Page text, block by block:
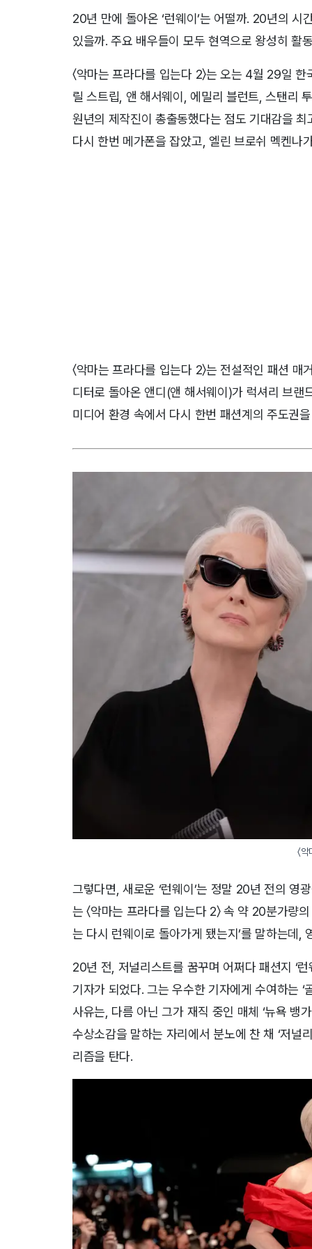
20년 만에 돌아온 ‘런웨이’는 어떨까. 20년의
있을까. 주요 배우들이 모두 현역으로 왕성히 활
〈악마는 프라다를 입는다 2〉는 오는 4월 29일
릴 스트립, 앤 해서웨이, 에밀리 블런트, 스탠리
원년의 제작진이 총출동했다는 점도 기대감을
다시 한번 메가폰을 잡았고, 엘린 브로쉬 멕켄나
〈악마는 프라다를 입는다 2〉는 전설적인 패션
디터로 돌아온 앤디(앤 해서웨이)가 럭셔리 브
미디어 환경 속에서 다시 한번 패션계의 주도권
〈
그렇다면, 새로운 ‘런웨이’는 정말 20년 전의 영
는 〈악마는 프라다를 입는다 2〉 속 약 20분가량
는 다시 런웨이로 돌아가게 됐는지’를 말하는데,
20년 전, 저널리스트를 꿈꾸며 어쩌다 패션지 ‘
기자가 되었다. 그는 우수한 기자에게 수여하는
사유는, 다름 아닌 그가 재직 중인 매체 ‘뉴욕 뱅
수상소감을 말하는 자리에서 분노에 찬 채 ‘저널
리즘을 탄다.